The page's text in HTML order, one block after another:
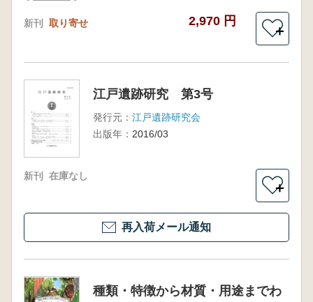
新刊 取り寄せ 2,970 円
＋
江戸遺跡研究 第3号
発行元： 江戸遺跡研究会
出版年： 2016/03
新刊 在庫なし
＋
再入荷メール通知
種類・特徴から材質・用途までわ